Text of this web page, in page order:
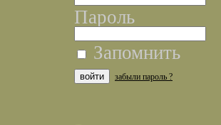
Пароль
Запомнить
забыли пароль ?